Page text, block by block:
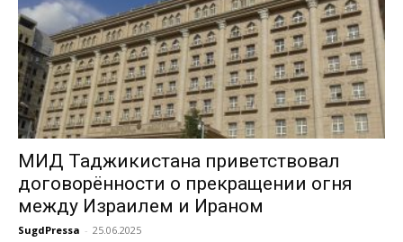
МИД Таджикистана приветствовал
договорённости о прекращении огня
между Израилем и Ираном
SugdPressa - 25.06.2025